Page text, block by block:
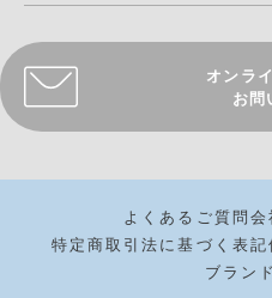
オンラ
お問
よくあるご質問 会
特定商取引法に基づく表記
ブラン